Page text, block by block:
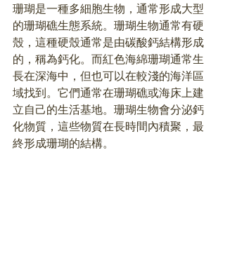
珊瑚是一種多細胞生物，通常形成大型
的珊瑚礁生態系統。珊瑚生物通常有硬
殼，這種硬殼通常是由碳酸鈣結構形成
的，稱為鈣化。而紅色海綿珊瑚通常生
長在深海中，但也可以在較淺的海洋區
域找到。它們通常在珊瑚礁或海床上建
立自己的生活基地。珊瑚生物會分泌鈣
化物質，這些物質在長時間內積聚，最
終形成珊瑚的結構。